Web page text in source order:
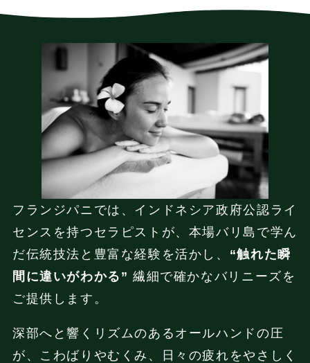
フランジパニでは、インドネシア政府公認ライ
センスを持つセラピストが、本場バリ島で学ん
だ伝統技法と豊富な経験を活かし、 “触れた瞬
間に違いがわかる”繊細で確かなバリニーズを
ご提供します。
深部へと響くリズムのあるオールハンドの圧
が、こわばりやむくみ、日々の疲れをやさしく